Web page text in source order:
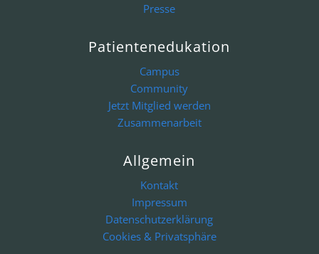
Presse
Patientenedukation
Campus
Community
Jetzt Mitglied werden
Zusammenarbeit
Allgemein
Kontakt
Impressum
Datenschutzerklärung
Cookies & Privatsphäre